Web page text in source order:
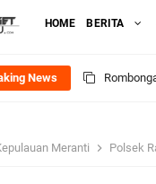
HOME BERITA
News
Meranti Polsek